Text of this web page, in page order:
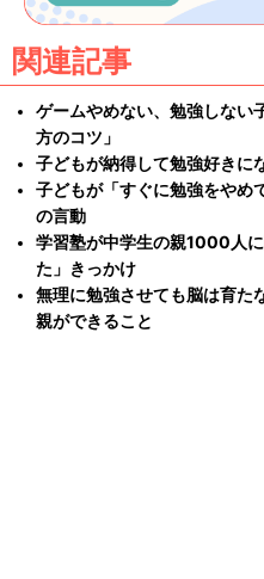
関連記事
ゲームやめない、勉強しない
方のコツ」
子どもが納得して勉強好きに
子どもが「すぐに勉強をやめ
の言動
学習塾が中学生の親1000人
た」きっかけ
無理に勉強させても脳は育た
親ができること